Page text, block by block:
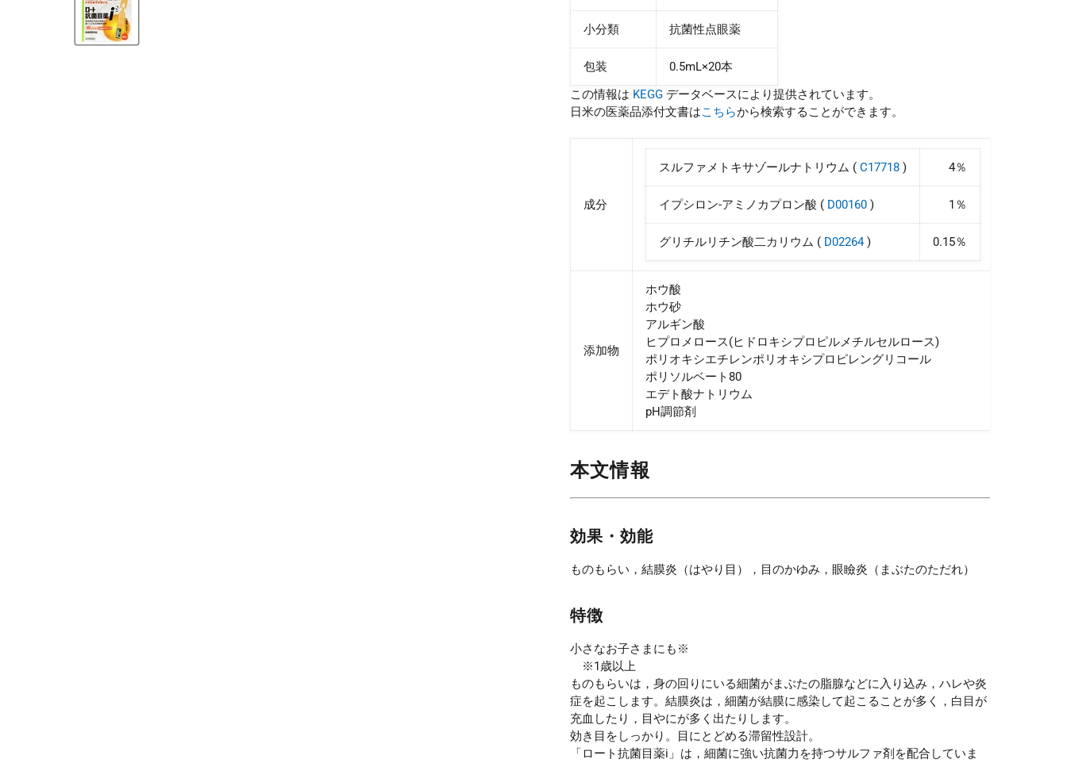
小分類 抗菌性点眼薬
包装
0.5mL×20本
この情報は KEGG データベースにより提供されています。
日米の医薬品添付文書はこちらから検索することができます。
成分
スルファメトキサゾールナトリウム ( C17718 ) 4％
イプシロン-アミノカプロン酸 ( D00160 ) 1％
グリチルリチン酸二カリウム ( D02264 ) 0.15％
添加物
ホウ酸
ホウ砂
アルギン酸
ヒプロメロース(ヒドロキシプロピルメチルセルロース)
ポリオキシエチレンポリオキシプロピレングリコール
ポリソルベート80
エデト酸ナトリウム
pH調節剤
本文情報
効果・効能
ものもらい，結膜炎（はやり目），目のかゆみ，眼瞼炎（まぶたのただれ）
特徴
小さなお子さまにも※
※1歳以上
ものもらいは，身の回りにいる細菌がまぶたの脂腺などに入り込み，ハレや炎
症を起こします。結膜炎は，細菌が結膜に感染して起こることが多く，白目が
充血したり，目やにが多く出たりします。
効き目をしっかり。目にとどめる滞留性設計。
「ロート抗菌目薬i」は，細菌に強い抗菌力を持つサルファ剤を配合していま